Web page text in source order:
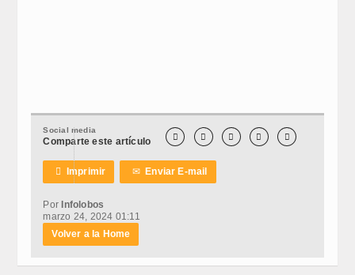
Social media
Comparte este artículo     
 Imprimir ✉Enviar E-mail
Por Infolobos
marzo 24, 2024 01:11
Volver a la Home